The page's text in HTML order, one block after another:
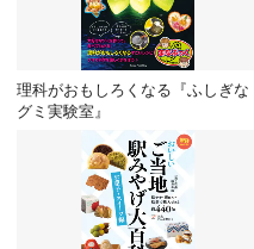
理科がおもしろくなる『ふしぎな
グミ実験室』